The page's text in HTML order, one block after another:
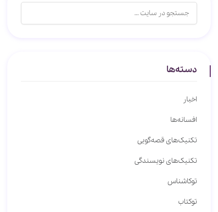
دسته‌ها
اخبار
افسانه‌ها
تکنیک‌های قصه‌گویی
تکنیک‌های نویسندگی
توکاشناس
توکتاب